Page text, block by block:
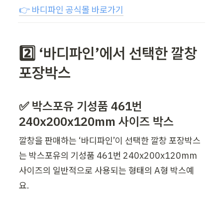
👉 바디파인 공식몰 바로가기
2️⃣ ‘바디파인’에서 선택한 깔창
포장박스
✅ 박스포유 기성품 461번
240x200x120mm 사이즈 박스
깔창을 판매하는 ‘바디파인’이 선택한 깔창 포장박스
는 박스포유의 기성품 461번 240x200x120mm
사이즈의 일반적으로 사용되는 형태의 A형 박스예
요.